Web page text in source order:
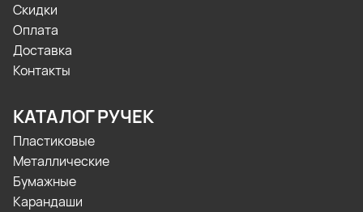
Скидки
Оплата
Доставка
Контакты
КАТАЛОГ РУЧЕК
Пластиковые
Металлические
Бумажные
Карандаши